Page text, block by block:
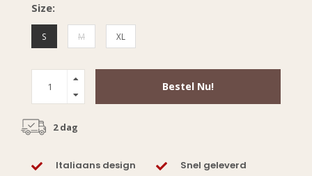
Size:
S M XL
Bestel Nu!
2 dag
Italiaans design Snel geleverd